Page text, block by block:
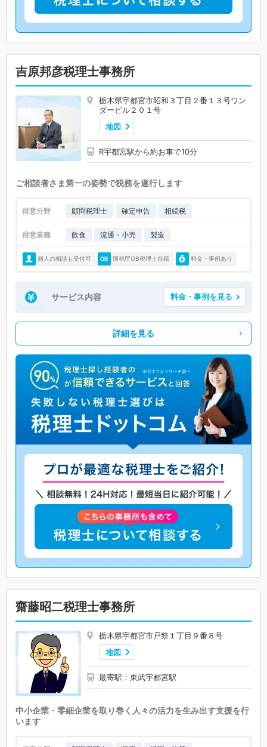
吉原邦彦税理士事務所
栃木県宇都宮市昭和３丁目２番１３号ワン
ダービル２０１号
地図
R宇都宮駅から約お車で10分
ご相談者さま第一の姿勢で税務を遂行します
得意分野 顧問税理士 確定申告 相続税
得意業種 飲食 流通・小売 製造
個人の相談も受付可 国税庁OB税理士在籍 料金・事例あり
サービス内容 料金・事例を見る
詳細を見る
齋藤昭二税理士事務所
栃木県宇都宮市戸祭１丁目９番８号
地図
最寄駅：東武宇都宮駅
中小企業・零細企業を取り巻く人々の活力を生み出す支援を行
います